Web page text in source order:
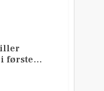
i første…